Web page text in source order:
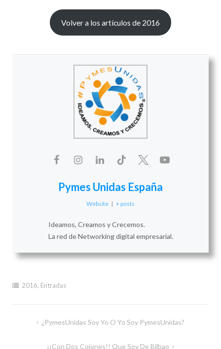
Volver a los artículos de 2016
Pymes Unidas España
Website | + posts
Ideamos, Creamos y Crecemos.
La red de Networking digital empresarial.
2016, Entradas
Navegación
¿PymesUnidas Soy Yo O Yo Soy PymesUnidas?
¡¡Con Dos Cojones!! Que Soy De Bilbao